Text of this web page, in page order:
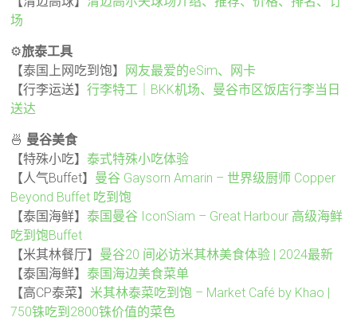
场
⚙️旅泰工具
【泰国上网吃到饱】
网友最爱的eSim、网卡
【行李运送】行李特工｜BKK机场、曼谷市区饭店行李当日
送达
🍜 曼谷美食
【特殊小吃】泰式特殊小吃体验
【人气Buffet】 曼谷 Gaysorn Amarin – 世界级厨师 Copper
Beyond Buffet 吃到饱
【泰国海鲜】泰国曼谷 IconSiam – Great Harbour 高级海鲜
吃到饱Buffet
【米其林餐厅】 曼谷20 间必访米其林美食体验 | 2024最新
【泰国海鲜】泰国海边美食菜单
【高CP泰菜】 米其林泰菜吃到饱 – Market Café by Khao |
750铢吃到2800铢价值的菜色